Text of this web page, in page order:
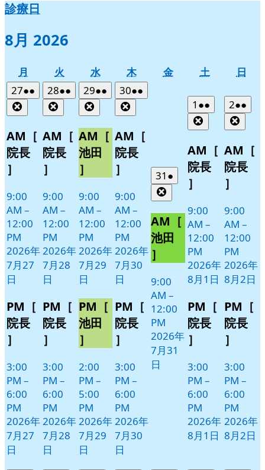
診療日
8月 2026
月
曜
日
火
曜
日
水水
曜
日
木木
曜
日
金金
土土
日
日
日
272026
年
7
月
27
日
●●
件
の
イ
ベ
ン
ト)
AM［
院長
］
9:00
AM –
12:00
PM
2026年
7月27
日
PM［
院長
］
3:00
PM –
6:00
PM
2026年
7月27
日
282026
年
7
月
28
日
●●
件
の
イ
ベ
ン
ト)
AM［
院長
］
9:00
AM –
12:00
PM
2026年
7月28
日
PM［
院長
］
3:00
PM –
6:00
PM
2026年
7月28
日
292026
年
7
月
29
日
●●
件
の
イ
ベ
ン
ト)
AM［
池田
］
9:00
AM –
12:00
PM
2026年
7月29
日
PM［
池田
］
2:00
PM –
5:00
PM
2026年
7月29
日
302026
年
7
月
30
日
●●
件
イ
ベ
AM［
院長
］
9:00
AM –
12:00
PM
2026年
7月30
日
PM［
院長
］
3:00
PM –
6:00
PM
2026年
7月30
日
31 2026
年
7
月
31
日
●
件
イ
ベ
ン
ト)
Close
AM［
池田
］
9:00
AM –
12:00
PM
2026年
7月31
日
1 2026
年
8
月
1
日
●●
件
イ
ベ
ン
AM［
院長
］
9:00
AM –
12:00
PM
2026年
8月1日
PM［
院長
］
3:00
PM –
6:00
PM
2026年
8月1日
22026
年
8
月
2
日
●●
件
イ
ベ
ン
AM［
院長
］
9:00
AM –
12:00
PM
2026年
8月2日
PM［
院長
］
3:00
PM –
6:00
PM
2026年
8月2日